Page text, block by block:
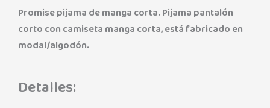
Promise pijama de manga corta. Pijama pantalón
corto con camiseta manga corta, está fabricado en
modal/algodón.
Detalles: